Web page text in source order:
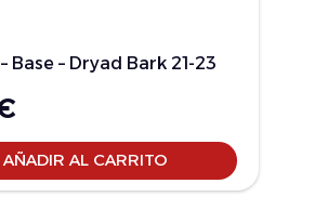
Base – Dryad Bark 21-23
AÑADIR AL CARRITO